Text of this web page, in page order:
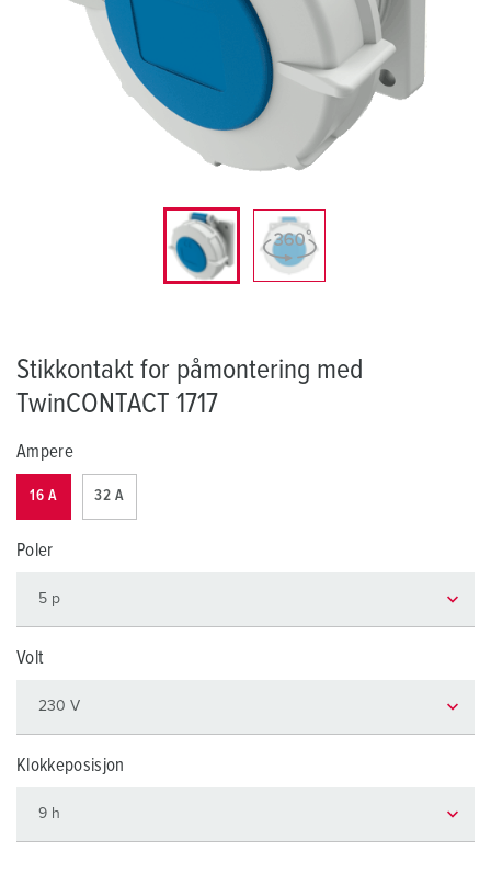
Stikkontakt for påmontering med
TwinCONTACT 1717
Ampere
16 A 32 A
Poler
Volt
Klokkeposisjon